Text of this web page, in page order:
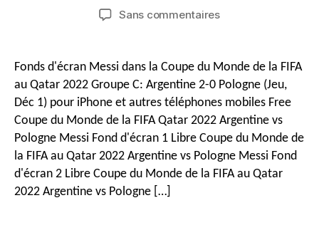
message
Sans commentairessur
Fonds
d'écran
HD
Messi
pour
iPhone
&
Téléchargement
Fonds d'écran Messi dans la Coupe du Monde de la FIFA
au Qatar 2022 Groupe C: Argentine 2-0 Pologne (Jeu,
Déc 1) pour iPhone et autres téléphones mobiles Free
Coupe du Monde de la FIFA Qatar 2022 Argentine vs
Pologne Messi Fond d'écran 1 Libre Coupe du Monde de
la FIFA au Qatar 2022 Argentine vs Pologne Messi Fond
d'écran 2 Libre Coupe du Monde de la FIFA au Qatar
2022 Argentine vs Pologne […]